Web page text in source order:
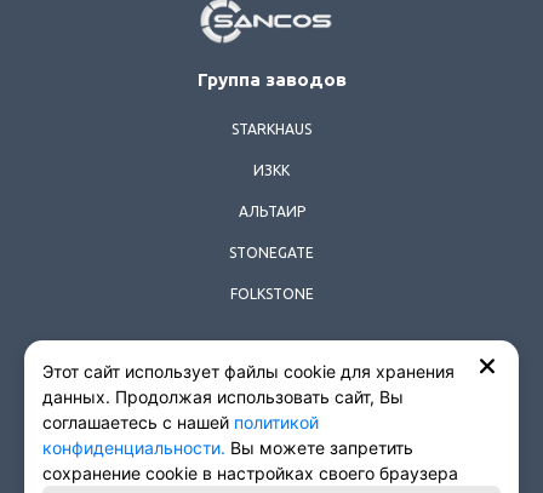
© 2026 Все права защищены.
Группа заводов
STARKHAUS
ИЗКК
АЛЬТАИР
STONEGATE
FOLKSTONE
Политика конфиденциальности
Согласие на обработку персональных данных
Этот сайт использует файлы cookie для хранения
данных. Продолжая использовать сайт, Вы
соглашаетесь с нашей политикой
конфиденциальности. Вы можете запретить
сохранение cookie в настройках своего браузера